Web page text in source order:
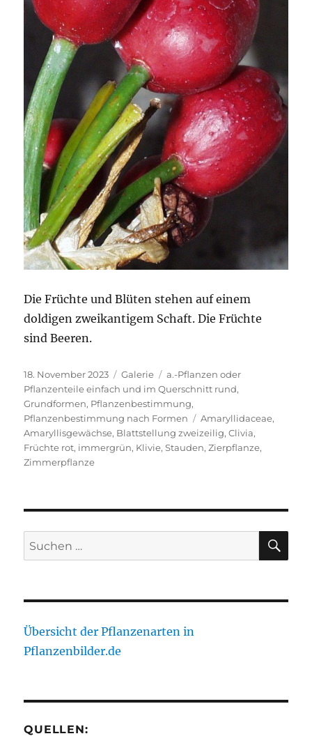
Die Früchte und Blüten stehen auf einem
doldigen zweikantigem Schaft. Die Früchte
sind Beeren.
Veröffentlicht
am
18. November 2023 Format
Galerie Kategorien
a.-Pflanzen oder
Pflanzenteile einfach und im Querschnitt rund,
Grundformen, Pflanzenbestimmung,
Pflanzenbestimmung nach Formen
Schlagwörter
Amaryllidaceae,
Amaryllisgewächse, Blattstellung zweizeilig,Clivia,
Früchte rot, immergrün, Klivie,Stauden,Zierpflanze,
Zimmerpflanze
Suche
nach:
Übersicht der Pflanzenarten in
Pflanzenbilder.de
QUELLEN: